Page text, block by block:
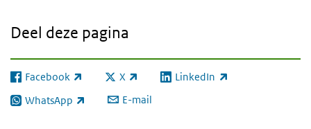
Deel deze pagina
Facebook
(externe link) X
(externe link) LinkedIn
(externe link)
WhatsApp
(externe link) E-mail